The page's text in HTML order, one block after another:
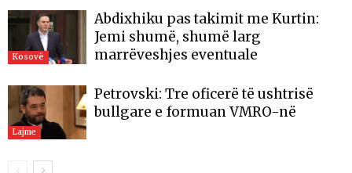
Kosovë
Abdixhiku pas takimit me Kurtin:
Jemi shumë, shumë larg
marrëveshjes eventuale
Lajme
Petrovski: Tre oficerë të ushtrisë
bullgare e formuan VMRO-në